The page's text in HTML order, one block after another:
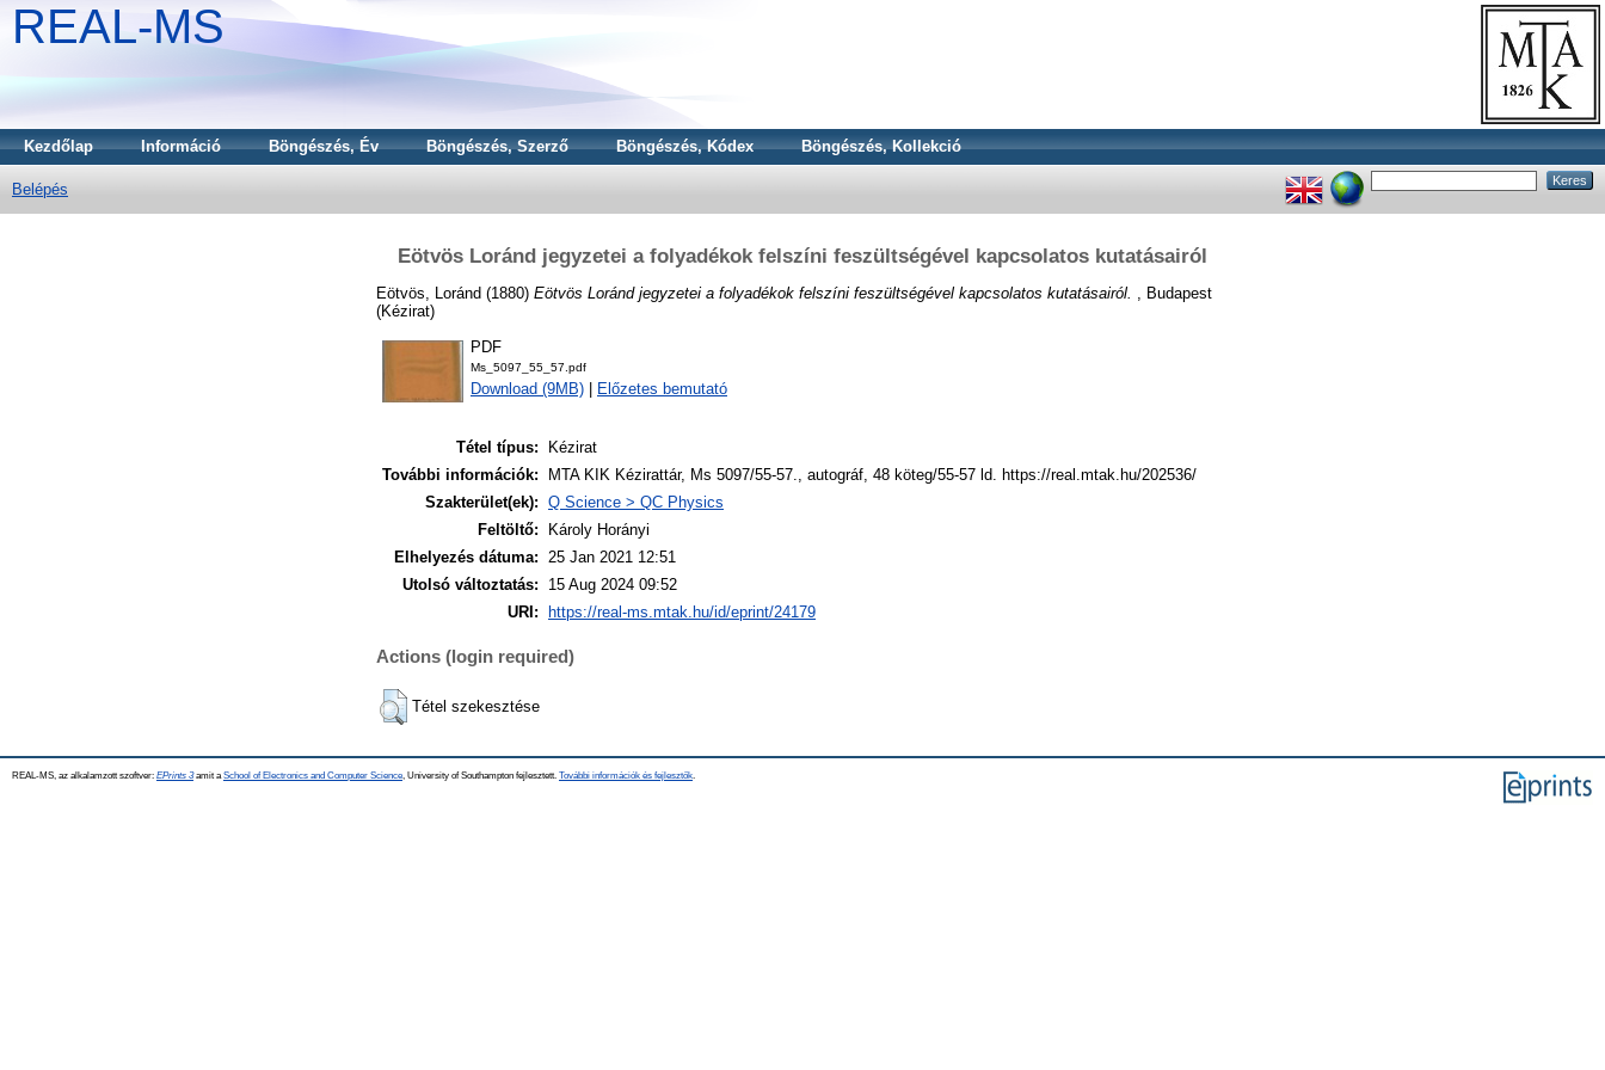
REAL-MS
Kezdőlap Információ Böngészés, Év Böngészés, Szerző Böngészés, Kódex Böngészés, Kollekció
Belépés
Eötvös Loránd jegyzetei a folyadékok felszíni feszültségével kapcsolatos kutatásairól
Eötvös, Loránd (1880) Eötvös Loránd jegyzetei a folyadékok felszíni feszültségével kapcsolatos kutatásairól.
, Budapest
(Kézirat)
PDF
Ms_5097_55_57.pdf
Download (9MB) Előzetes bemutató
Tétel típus:
Kézirat
További információk:
MTA KIK Kézirattár, Ms 5097/55-57., autográf, 48 köteg/55-57 ld. https://real.mtak.hu/202536/
Szakterület(ek): Q Science > QC Physics
Feltöltő:
Károly Horányi
Elhelyezés dátuma: 25 Jan 2021 12:51
Utolsó változtatás:
15 Aug 2024 09:52
URI:
https://real-ms.mtak.hu/id/eprint/24179
Actions (login required)
Tétel szekesztése
REAL-MS, az alkalamzott szoftver: EPrints 3amit a School of Electronics and Computer Science , University of Southampton fejlesztett. További információk és fejlesztők